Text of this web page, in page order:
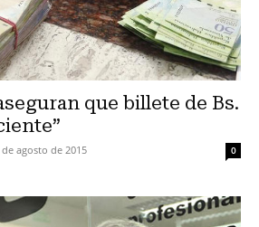
que billete de Bs.
de agosto de 2015 0